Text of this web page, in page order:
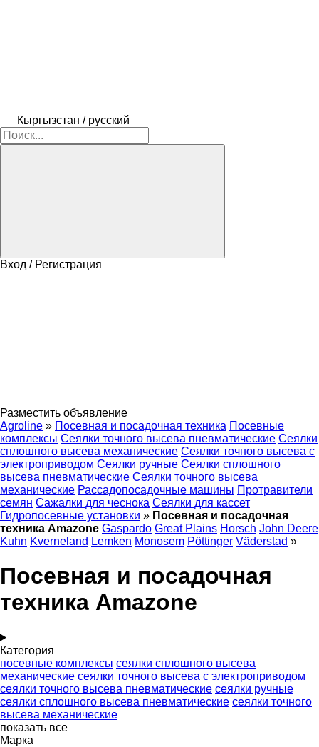
Кыргызстан / русский
Вход / Регистрация
Разместить объявление
Agroline » Посевная и посадочная техника Посевные
комплексы Сеялки точного высева пневматические Сеялки
сплошного высева механические Сеялки точного высева с
электроприводом Сеялки ручные Сеялки сплошного
высева пневматические Сеялки точного высева
механические Рассадопосадочные машины Протравители
семян Сажалки для чеснока Сеялки для кассет
Гидропосевные установки » Посевная и посадочная
техника Amazone Gaspardo Great Plains Horsch John Deere
Kuhn Kverneland Lemken Monosem Pöttinger Väderstad »
Посевная и посадочная
техника Amazone
Категория
посевные комплексы сеялки сплошного высева
механические сеялки точного высева с электроприводом
сеялки точного высева пневматические сеялки ручные
сеялки сплошного высева пневматические сеялки точного
высева механические
показать все
Марка